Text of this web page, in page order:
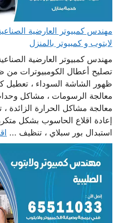
لابتوب و كمبيوتر بالمنزل
مهندس كمبيوتر العارضية
تصليح أعطال الكومبيوترات من
ظهور الشاشة السوداء ،
معالجة الرسومات ، مشاكل
معالجة مشاكل الحرارة الزائدة
إعادة اقلاع الحاسوب بشكل
استبدال بور سبلاي ، تنظيف ...